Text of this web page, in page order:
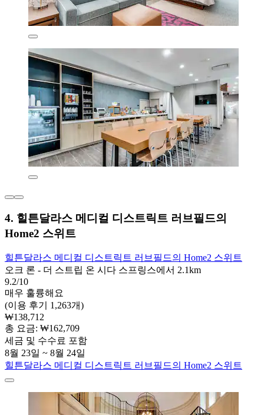
4. 힐튼달라스 메디컬 디스트릭트 러브필드의
Home2 스위트
힐튼달라스 메디컬 디스트릭트 러브필드의 Home2 스위트
오크 론 - 더 스트립 온 시다 스프링스에서 2.1km
9.2/10
매우 훌륭해요
(이용 후기 1,263개)
₩138,712
총 요금: ₩162,709
세금 및 수수료 포함
8월 23일 ~ 8월 24일
힐튼달라스 메디컬 디스트릭트 러브필드의 Home2 스위트